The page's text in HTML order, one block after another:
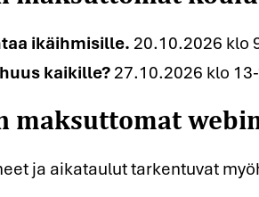
ikäihmisille.20.10.2026 klo
kaikille?27.10.2026 klo
ja aikataulut tarkentuvat